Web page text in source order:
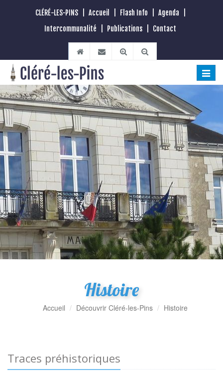
CLÉRÉ-LES-PINS Accueil Flash Info Agenda
Intercommunalité
Publications Contact
Toggle
Histoire
Accueil Découvrir Cléré-les-Pins Histoire
Traces préhistoriques